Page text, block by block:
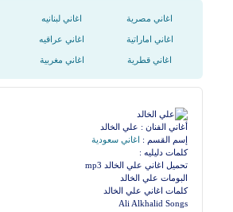
اغاني مصرية اغاني لبنانيه
اغاني اماراتية اغاني عراقيه
اغاني قطرية اغاني مغربية
أغاني الفنان : علي الخالد
إسم القسم : اغاني سعودية
كلمات دليليه :
تحميل اغاني علي الخالد mp3
البومات علي الخالد
كلمات اغاني علي الخالد
Ali Alkhalid Songs